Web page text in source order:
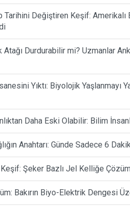
Tarihini Değiştiren Keşif: Amerikalı
Durdurabilir mi? Uzmanlar
Yıktı: Biyolojik Yaşlanmayı
Daha Eski Olabilir: Bilim
Anahtarı: Günde Sadece 6
Keşif: Şeker Bazlı Jel Kelliğe
Bakırın Biyo-Elektrik Dengesi